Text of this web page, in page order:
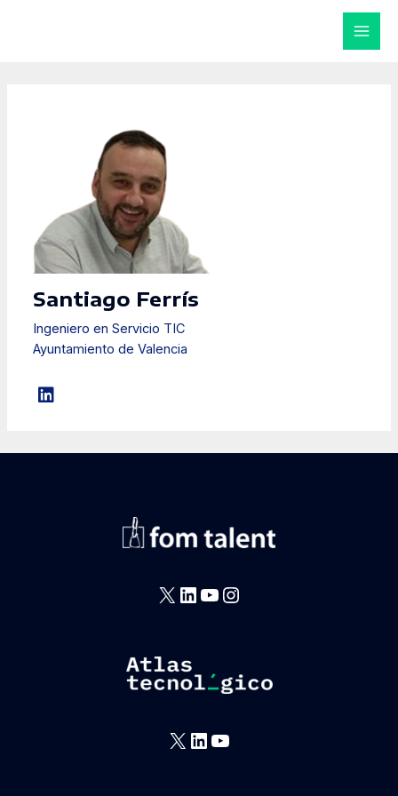
Santiago Ferrís
Ingeniero en Servicio TIC
Ayuntamiento de Valencia
X LinkedIn
YouTube
Instagram
X LinkedIn
YouTube